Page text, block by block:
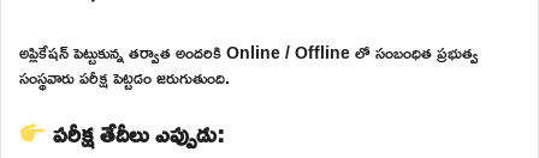
అప్లికేషన్ పెట్టుకున్న తర్వాత అందరికి Online / Offline లో సంబంధిత ప్రభుత్వ
సంస్థవారు పరీక్ష పెట్టడం జరుగుతుంది.
పరీక్ష తేదీలు ఎప్పుడు: